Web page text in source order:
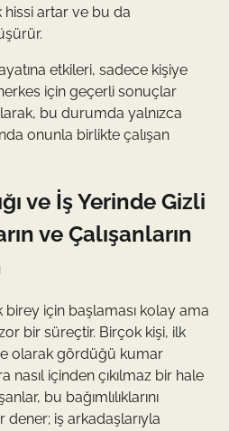
hissi artar ve bu da
etkileri, sadece kişiye
için geçerli sonuçlar
bu durumda yalnızca
onunla birlikte çalışan
ve İş Yerinde Gizli
ve Çalışanların
birey için başlaması kolay ama
bir süreçtir. Birçok kişi, ilk
olarak gördüğü kumar
nasıl içinden çıkılmaz bir hale
bu bağımlılıklarını
iş arkadaşlarıyla